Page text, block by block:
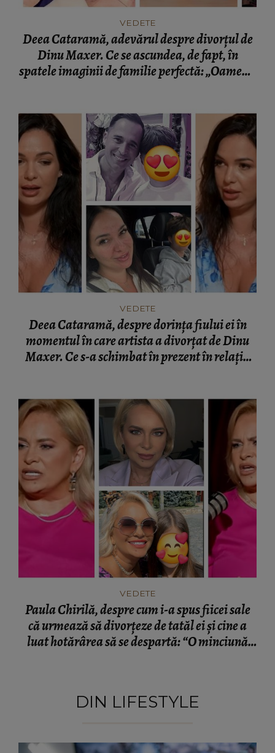
VEDETE
Deea Cataramă, adevărul despre divorțul de
Dinu Maxer. Ce se ascundea, de fapt, în
spatele imaginii de familie perfectă: „Oamenii
VEDETE
Deea Cataramă, despre dorința fiului ei în
momentul în care artista a divorțat de Dinu
Maxer. Ce s-a schimbat în prezent în relația
VEDETE
Paula Chirilă, despre cum i-a spus fiicei sale
că urmează să divorțeze de tatăl ei și cine a
luat hotărârea să se despartă: “O minciună
DIN LIFESTYLE